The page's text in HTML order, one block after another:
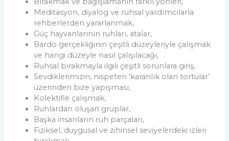
Meditasyon, diyalog ve ruhsal yardımcılarla
rehberlerden yararlanmak,
Güç hayvanlarının ruhları, atalar,
Bardo gerçekliğinin çeşitli düzeyleriyle çalışmak
ve hangi düzeyle nasıl çalışılacağı,
Ruhsal bırakmayla ilgili çeşitli sorunlara giriş,
Sevdiklerimizin, nispeten ‘karanlık olan tortular’
üzerinden bize yapışması,
Kolektifle çalışmak,
Ruhlardan oluşan gruplar,
Başka insanların ruh parçaları,
Fiziksel, duygusal ve zihinsel seviyelerdeki izleri